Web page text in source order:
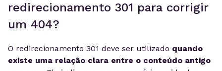
redirecionamento 301 para corrigir
um 404?
O redirecionamento 301 deve ser utilizado quando
existe uma relação clara entre o conteúdo antigo